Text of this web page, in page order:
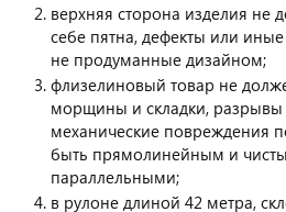
верхняя сторона изделия не
себе пятна, дефекты или
не продуманные дизайном;
флизелиновый товар не
морщины и складки, разрывы
механические повреждения
быть прямолинейным и
параллельными;
в рулоне длиной 42 метра,